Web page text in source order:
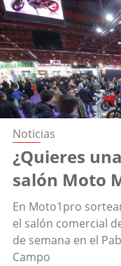
Noticias
¿Quieres
salón Moto
En Moto1pro
el salón comercial
de semana en el
Campo